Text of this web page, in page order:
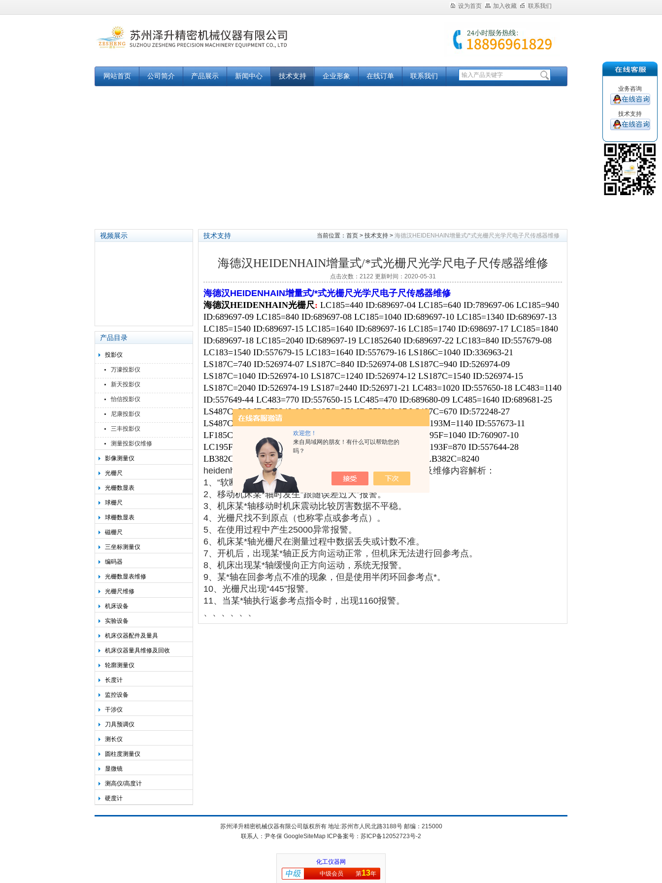
欢迎您！
来自局域网的朋友！有什么可以帮助您的
吗？
设为首页 加入收藏 联系我们
网站首页 公司简介 产品展示 新闻中心 技术支持 企业形象 在线订单 联系我们
视频展示
产品目录
投影仪
万濠投影仪
新天投影仪
怡信投影仪
尼康投影仪
三丰投影仪
测量投影仪维修
影像测量仪
光栅尺
光栅数显表
球栅尺
球栅数显表
磁栅尺
三坐标测量仪
编码器
光栅数显表维修
光栅尺维修
机床设备
实验设备
机床仪器配件及量具
机床仪器量具维修及回收
轮廓测量仪
长度计
监控设备
干涉仪
刀具预调仪
测长仪
圆柱度测量仪
显微镜
测高仪/高度计
硬度计
技术支持 当前位置： 首页 > 技术支持 > 海德汉HEIDENHAIN增量式/*式光栅尺光学尺电子尺传感器维修
海德汉HEIDENHAIN增量式/*式光栅尺光学尺电子尺传感器维修
点击次数：2122 更新时间：2020-05-31
海德汉HEIDENHAIN增量式/*式光栅尺光学尺电子尺传感器维修
海德汉HEIDENHAIN光栅尺: LC185=440 ID:689697-04 LC185=640 ID:789697-06 LC185=940
ID:689697-09 LC185=840 ID:689697-08 LC185=1040 ID:689697-10 LC185=1340 ID:689697-13
LC185=1540 ID:689697-15 LC185=1640 ID:689697-16 LC185=1740 ID:698697-17 LC185=1840
ID:689697-18 LC185=2040 ID:689697-19 LC1852640 ID:689697-22 LC183=840 ID:557679-08
LC183=1540 ID:557679-15 LC183=1640 ID:557679-16 LS186C=1040 ID:336963-21
LS187C=740 ID:526974-07 LS187C=840 ID:526974-08 LS187C=940 ID:526974-09
LS187C=1040 ID:526974-10 LS187C=1240 ID:526974-12 LS187C=1540 ID:526974-15
LS187C=2040 ID:526974-19 LS187=2440 ID:526971-21 LC483=1020 ID:557650-18 LC483=1140
ID:557649-44 LC483=770 ID:557650-15 LC485=470 ID:689680-09 LC485=1640 ID:689681-25
LS487C=320 ID:572249-06 LS487C=370 ID:572249-07 LS487C=670 ID:572248-27
LS487C=1840 ID:572249-25 LS177C=1240 ID:605354-56 LC193M=1140 ID:557673-11
LF185C=1840 ID:682443-49 LC195F=640 ID:760907-12 LC195F=1040 ID:760907-10
LC195F=1340 ID:760907-26 LC193F=1020 ID:557645-18 LC193F=870 ID:557644-28
LB382C=4240 LB382C=4440 LB382C=5240 LB382C=7440 LB382C=8240
heidenhain海德汉光栅尺和海德汉光栅尺读数头常见故障及维修内容解析：
1、“软断线”报警。
2、移动机床某*轴时发生“跟随误差过大”报警。
3、机床某*轴移动时机床震动比较厉害数据不平稳。
4、光栅尺找不到原点（也称零点或参考点）。
5、在使用过程中产生25000异常报警。
6、机床某*轴光栅尺在测量过程中数据丢失或计数不准。
7、开机后，出现某*轴正反方向运动正常，但机床无法进行回参考点。
8、机床出现某*轴缓慢向正方向运动，系统无报警。
9、某*轴在回参考点不准的现象，但是使用半闭环回参考点*。
10、光栅尺出现“445”报警。
11、当某*轴执行返参考点指令时，出现1160报警。
、、、、、、
苏州泽升精密机械仪器有限公司版权所有 地址:苏州市人民北路3188号 邮编：215000
联系人：尹冬保 GoogleSiteMap ICP备案号： 苏ICP备12052723号-2
业务咨询
技术支持
化工仪器网
中级会员
第13年